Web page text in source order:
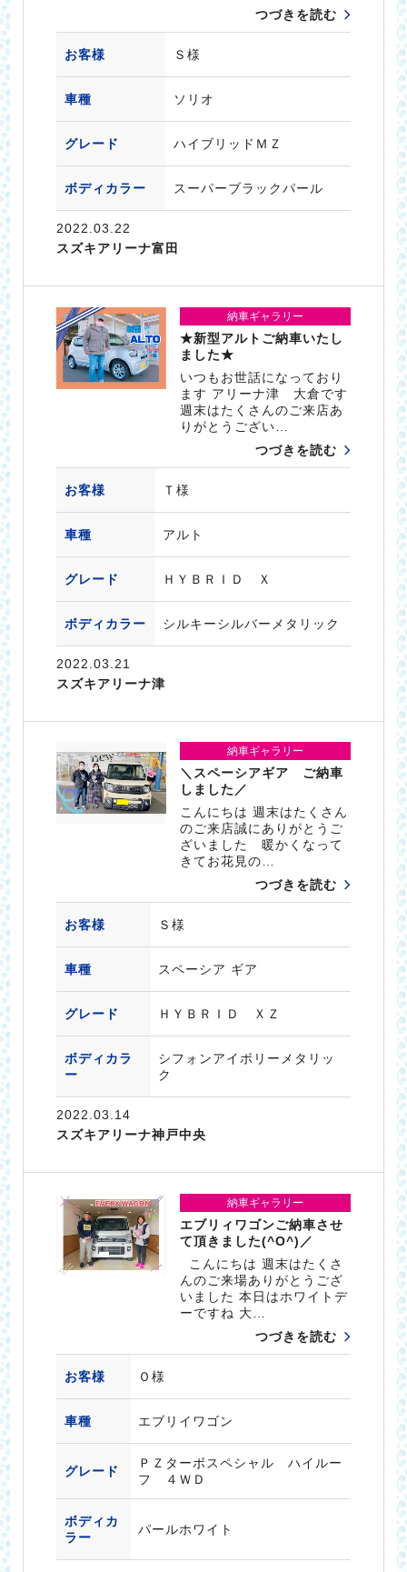
つづきを読む
お客様 Ｓ様
車種 ソリオ
グレード ハイブリッドＭＺ
ボディカラー スーパーブラックパール
2022.03.22
スズキアリーナ富田
納車ギャラリー
★新型アルトご納車いたし
ました★
いつもお世話になっており
ます アリーナ津 大倉です
週末はたくさんのご来店あ
りがとうござい…
つづきを読む
お客様 Ｔ様
車種 アルト
グレード ＨＹＢＲＩＤ Ｘ
ボディカラー シルキーシルバーメタリック
2022.03.21
スズキアリーナ津
納車ギャラリー
＼スペーシアギア ご納車
しました／
こんにちは 週末はたくさん
のご来店誠にありがとうご
ざいました 暖かくなって
きてお花見の…
つづきを読む
お客様 Ｓ様
車種 スペーシア ギア
グレード ＨＹＢＲＩＤ ＸＺ
ボディカラ
ー
シフォンアイボリーメタリッ
ク
2022.03.14
スズキアリーナ神戸中央
納車ギャラリー
エブリィワゴンご納車させ
て頂きました(^O^)／
こんにちは 週末はたくさ
んのご来場ありがとうござ
いました 本日はホワイトデ
ーですね 大…
つづきを読む
お客様 Ｏ様
車種 エブリイワゴン
グレード
ＰＺターボスペシャル ハイルー
フ ４ＷＤ
ボディカ
ラー
パールホワイト